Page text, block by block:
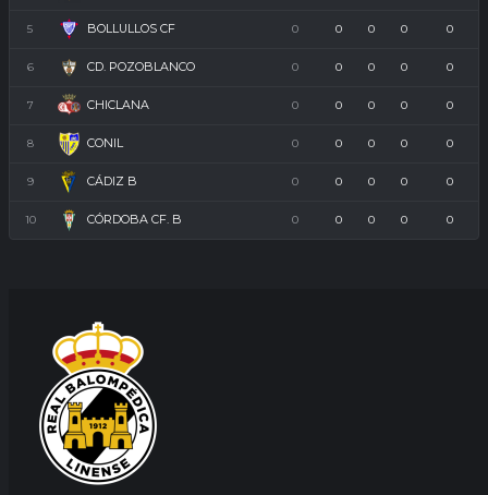
5 BOLLULLOS CF 0 0 0 0 0
6 CD. POZOBLANCO 0 0 0 0 0
7 CHICLANA 0 0 0 0 0
8 CONIL 0 0 0 0 0
9 CÁDIZ B 0 0 0 0 0
10 CÓRDOBA CF. B 0 0 0 0 0